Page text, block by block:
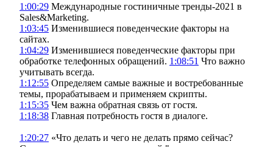
1:00:29 Международные гостиничные тренды-2021 в
Sales&Marketing.
1:03:45 Изменившиеся поведенческие факторы на
сайтах.
1:04:29 Изменившиеся поведенческие факторы при
обработке телефонных обращений. 1:08:51 Что важно
учитывать всегда.
1:12:55 Определяем самые важные и востребованные
темы, прорабатываем и применяем скрипты.
1:15:35 Чем важна обратная связь от гостя.
1:18:38 Главная потребность гостя в диалоге.
1:20:27 «Что делать и чего не делать прямо сейчас?